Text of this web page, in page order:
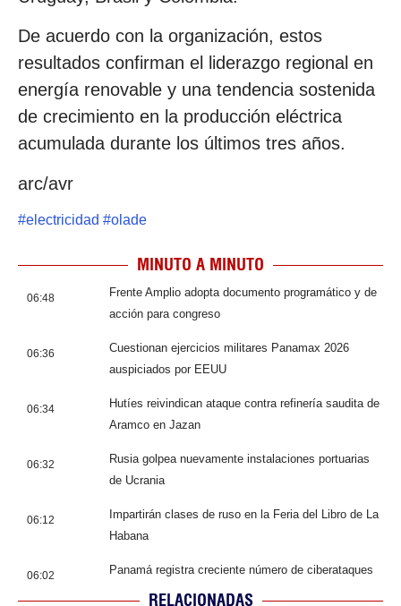
De acuerdo con la organización, estos
resultados confirman el liderazgo regional en
energía renovable y una tendencia sostenida
de crecimiento en la producción eléctrica
acumulada durante los últimos tres años.
arc/avr
#electricidad #olade
MINUTO A MINUTO
06:48
Frente Amplio adopta documento programático y de
acción para congreso
06:36
Cuestionan ejercicios militares Panamax 2026
auspiciados por EEUU
06:34
Hutíes reivindican ataque contra refinería saudita de
Aramco en Jazan
06:32
Rusia golpea nuevamente instalaciones portuarias
de Ucrania
06:12
Impartirán clases de ruso en la Feria del Libro de La
Habana
06:02 Panamá registra creciente número de ciberataques
RELACIONADAS